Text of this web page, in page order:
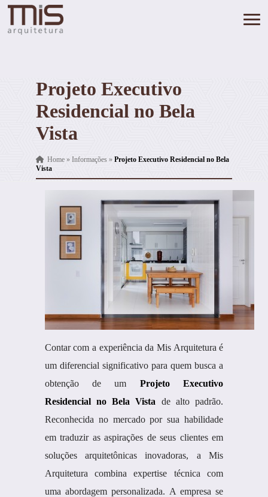
Projeto Executivo
Residencial no Bela
Vista
Home» Informações » Projeto Executivo Residencial no Bela
Vista
Contar com a experiência da Mis Arquitetura é
um diferencial significativo para quem busca a
obtenção de um Projeto Executivo
Residencial no Bela Vista de alto padrão.
Reconhecida no mercado por sua habilidade
em traduzir as aspirações de seus clientes em
soluções arquitetônicas inovadoras, a Mis
Arquitetura combina expertise técnica com
uma abordagem personalizada. A empresa se